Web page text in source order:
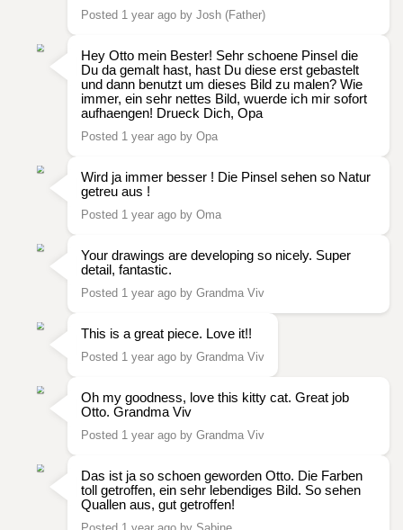
Posted 1 year ago by Josh (Father)
Hey Otto mein Bester! Sehr schoene Pinsel die
Du da gemalt hast, hast Du diese erst gebastelt
und dann benutzt um dieses Bild zu malen? Wie
immer, ein sehr nettes Bild, wuerde ich mir sofort
aufhaengen! Drueck Dich, Opa
Posted 1 year ago by Opa
Wird ja immer besser ! Die Pinsel sehen so Natur
getreu aus !
Posted 1 year ago by Oma
Your drawings are developing so nicely. Super
detail, fantastic.
Posted 1 year ago by Grandma Viv
This is a great piece. Love it!!
Posted 1 year ago by Grandma Viv
Oh my goodness, love this kitty cat. Great job
Otto. Grandma Viv
Posted 1 year ago by Grandma Viv
Das ist ja so schoen geworden Otto. Die Farben
toll getroffen, ein sehr lebendiges Bild. So sehen
Quallen aus, gut getroffen!